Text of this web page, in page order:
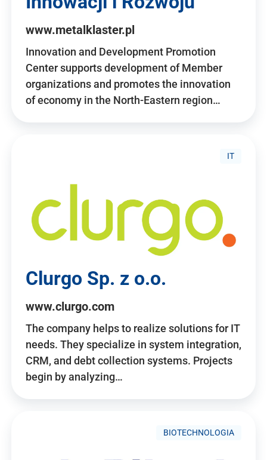
www.metalklaster.pl
Innovation and Development Promotion
Center supports development of Member
organizations and promotes the innovation
of economy in the North-Eastern region…
IT
Clurgo Sp. z o.o.
www.clurgo.com
The company helps to realize solutions for IT
needs. They specialize in system integration,
CRM, and debt collection systems. Projects
begin by analyzing…
BIOTECHNOLOGIA